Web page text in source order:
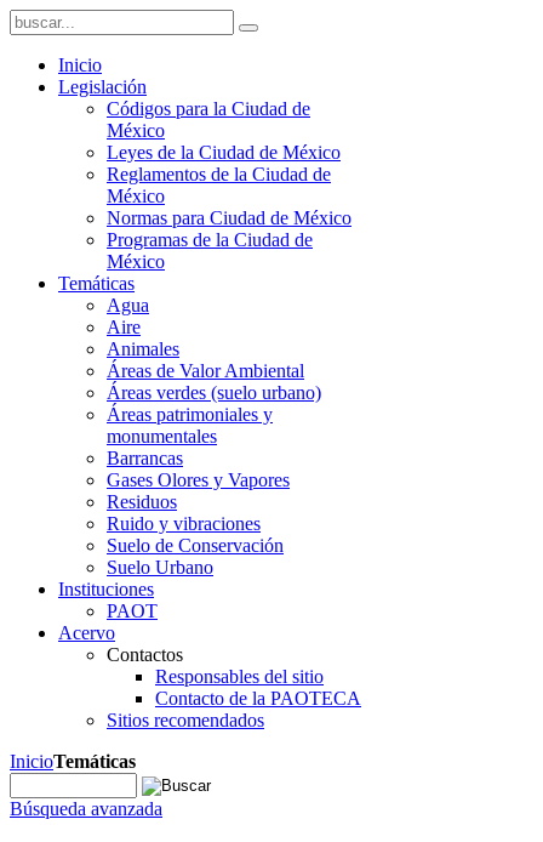
Inicio
Legislación
Códigos para la Ciudad de
México
Leyes de la Ciudad de México
Reglamentos de la Ciudad de
México
Normas para Ciudad de México
Programas de la Ciudad de
México
Temáticas
Agua
Aire
Animales
Áreas de Valor Ambiental
Áreas verdes (suelo urbano)
Áreas patrimoniales y
monumentales
Barrancas
Gases Olores y Vapores
Residuos
Ruido y vibraciones
Suelo de Conservación
Suelo Urbano
Instituciones
PAOT
Acervo
Contactos
Responsables del sitio
Contacto de la PAOTECA
Sitios recomendados
InicioTemáticas
Búsqueda avanzada